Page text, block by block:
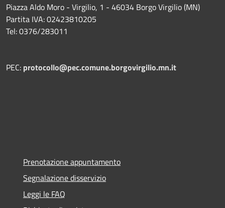
Piazza Aldo Moro - Virgilio, 1 - 46034 Borgo Virgilio (MN)
Partita IVA: 02423810205
Tel: 0376/283011
PEC: protocollo@pec.comune.borgovirgilio.mn.it
Prenotazione appuntamento
Segnalazione disservizio
Leggi le FAQ